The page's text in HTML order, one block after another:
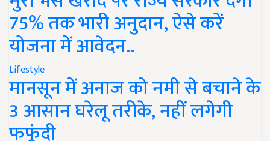
75% तक भारी अनुदान, ऐसे करें
योजना में आवेदन..
Lifestyle
मानसून में अनाज को नमी से बचाने के
3 आसान घरेलू तरीके, नहीं लगेगी
फफूंदी